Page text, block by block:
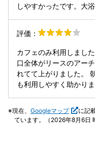
和食メニューで吉野本
る。サラダやポタージ
ルをリノベしたとの事
ルを選んだ理由のひと
しやすかったです。大
まう事が多いので嬉し
ードリンクも充実して
ると一階のカフェの雰
なと感じました。
評価：
カフェのみ利用しまし
口全体がリースのアー
れてて上がりました。
も利用しやすく助かり
ゴとキャラメルナッツ
現在、 Googleマップ
に記
ています。（2026年8月6日